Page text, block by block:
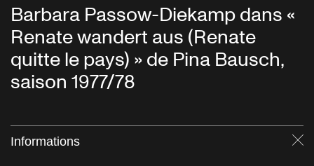
Barbara Passow-Diekamp dans «
Renate wandert aus (Renate
quitte le pays) » de Pina Bausch,
saison 1977/78
Informations